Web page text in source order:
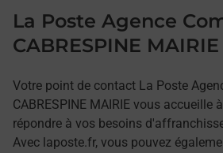
La Poste Agence
CABRESPINE MAIRIE
Votre point de contact La Poste
CABRESPINE MAIRIE vous accueille
répondre à vos besoins
Avec laposte.fr, vous pouvez